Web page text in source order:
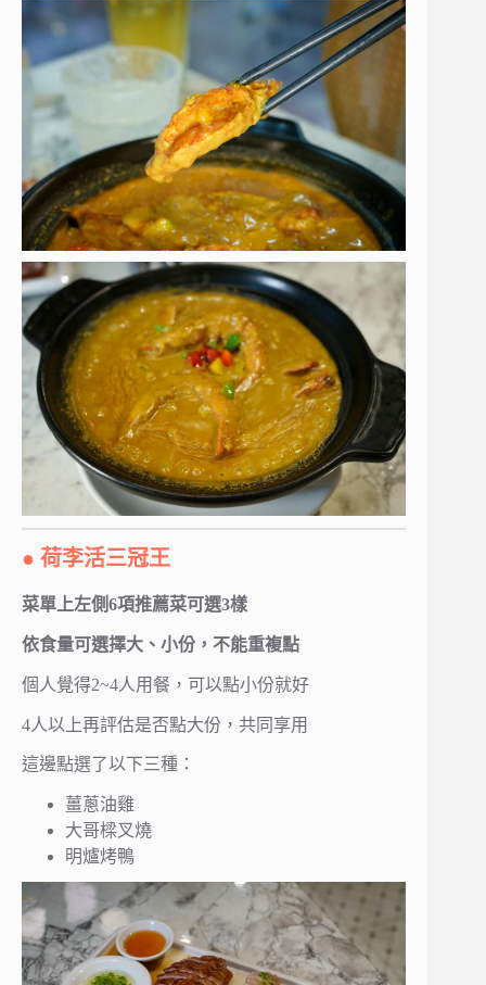
● 荷李活三冠王
菜單上左側6項推薦菜可選3樣
依食量可選擇大、小份，不能重複點
個人覺得2~4人用餐，可以點小份就好
4人以上再評估是否點大份，共同享用
這邊點選了以下三種：
薑蔥油雞
大哥樑叉燒
明爐烤鴨